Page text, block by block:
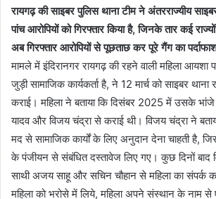
रायगढ़ की साइबर पुलिस थाना टीम ने अंतरराज्यीय
पांच आरोपियों को गिरफ्तार किया है, जिनके तार कई
अब गिरफ्तार आरोपियों से पूछताछ कर पूरे गैंग का
मामले में इंदिरानगर रायगढ़ की रहने वाली महिला
जुड़ी सामाजिक कार्यकर्ता है, ने 12 मार्च को साइबर थाना
कराई। महिला ने बताया कि दिसंबर 2025 में उसके
यादव और विजय चंद्रा से कराई थी। विजय चंद्रा ने
मद से सामाजिक कार्यों के लिए अनुदान देना चाहती है,
के पंजीयन से संबंधित दस्तावेज लिए गए। कुछ दिनों बाद
साथी अजय साहू और सचिन चौहान से महिला का संपर्क
महिला को भरोसे में लिये, महिला अपने संस्थान के नाम